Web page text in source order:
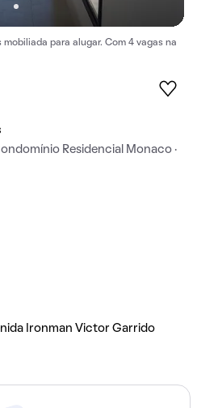
para alugar. Com 4 vagas na
Residencial Monaco ·
Ironman Victor Garrido